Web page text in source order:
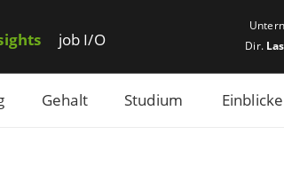
Gehalt Studium Einblicke
job I/O
Dir.